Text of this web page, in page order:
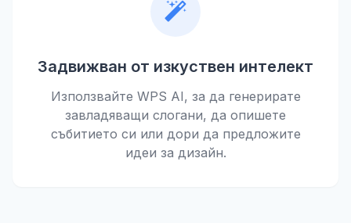
Задвижван от изкуствен интелект
Използвайте WPS AI, за да генерирате
завладяващи слогани, да опишете
събитието си или дори да предложите
идеи за дизайн.